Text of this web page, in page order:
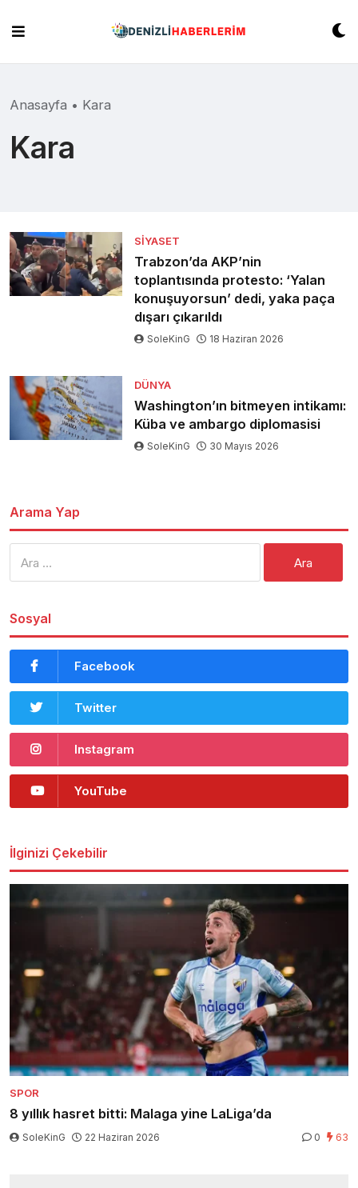
content
Anasayfa • Kara
Kara
SIYASET
Trabzon’da AKP’nin
toplantısında protesto: ‘Yalan
konuşuyorsun’ dedi, yaka paça
dışarı çıkarıldı
SoleKinG 18 Haziran 2026
DÜNYA
Washington’ın bitmeyen intikamı:
Küba ve ambargo diplomasisi
SoleKinG 30 Mayıs 2026
Arama Yap
Sosyal
Facebook
Twitter
Instagram
YouTube
İlginizi Çekebilir
SPOR
8 yıllık hasret bitti: Malaga yine LaLiga’da
SoleKinG 22 Haziran 2026 0 63